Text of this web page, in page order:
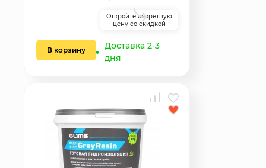
Откройте секретную
цену со скидкой
В корзину
Доставка 2-3
дня